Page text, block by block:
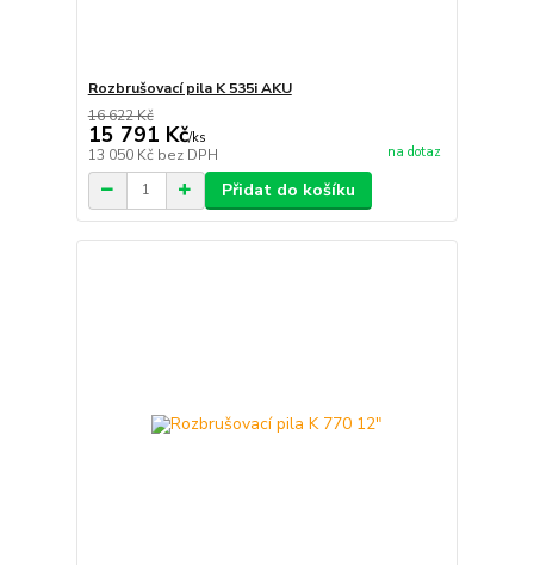
Rozbrušovací pila K 535i AKU
16 622 Kč
15 791 Kč/ks
13 050 Kč bez DPH na dotaz
Přidat do košíku